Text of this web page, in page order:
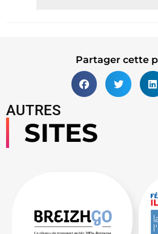
Partager cette
AUTRES
SITES